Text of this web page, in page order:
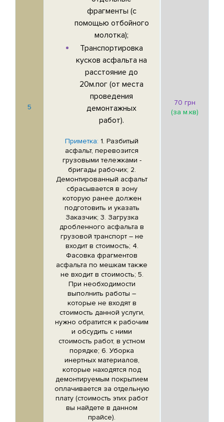
5
фрагменты (с
помощью отбойного
молотка);
Транспортировка
кусков асфальта на
расстояние до
20м.пог (от места
проведения
демонтажных
работ).
Приметка: 1. Разбитый
асфальт, перевозится
грузовыми тележками -
бригады рабочих; 2.
Демонтированный асфальт
сбрасывается в зону
которую ранее должен
подготовить и указать
Заказчик; 3. Загрузка
дробленного асфальта в
грузовой транспорт – не
входит в стоимость; 4.
Фасовка фрагментов
асфальта по мешкам также
не входит в стоимость; 5.
При необходимости
выполнить работы –
которые не входят в
стоимость данной услуги,
нужно обратится к рабочим
и обсудить с ними
стоимость работ, в устном
порядке; 6. Уборка
инертных материалов,
которые находятся под
демонтируемым покрытием
оплачивается за отдельную
плату (стоимость этих работ
вы найдете в данном
прайсе).
70 грн
(за м.кв)